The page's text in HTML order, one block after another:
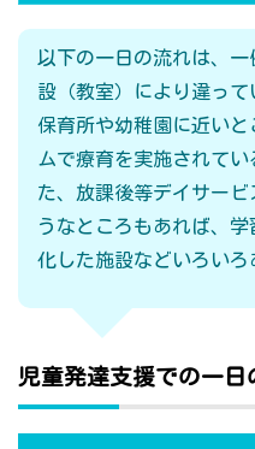
以下の一日の流れは、
設（教室）により違って
保育所や幼稚園に近い
ムで療育を実施されて
た、放課後等デイサー
うなところもあれば、
化した施設などいろいろ
児童発達支援での一日